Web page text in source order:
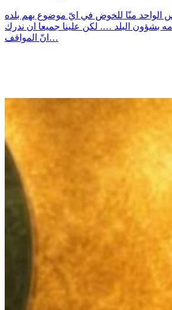
الواحد منّا للخوض في ايّ موضوع يهم بلده
بشؤون البلد …. لكن علينا جميعا ان ندرك
انّ المواقف…